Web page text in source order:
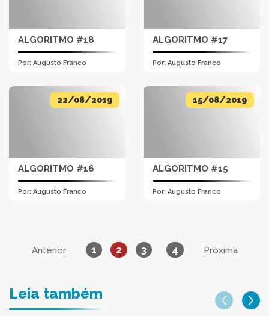
ALGORITMO #18
Por: Augusto Franco
ALGORITMO #17
Por: Augusto Franco
22/08/2019
ALGORITMO #16
Por: Augusto Franco
15/08/2019
ALGORITMO #15
Por: Augusto Franco
Anterior 1 2 3 4 Próxima
Leia também